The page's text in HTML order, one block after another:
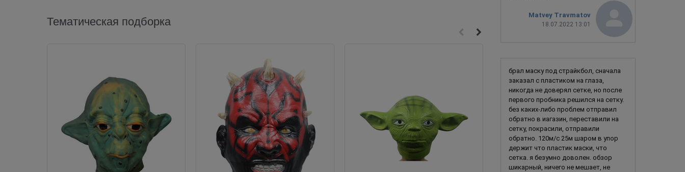
Тематическая подборка Matvey Travmatov
18.07.2022 13:01
брал маску под страйкбол, сначала
заказал с пластиком на глаза,
никогда не доверял сетке, но после
первого пробника решился на сетку.
без каких-либо проблем отправил
обратно в иагазин, переставили на
сетку, покрасили, отправили
обратно. 120м/с 25м шаром в упор
держит что пластик маски, что
сетка. я безумно доволен. обзор
шикарный, ничего не мешает, не